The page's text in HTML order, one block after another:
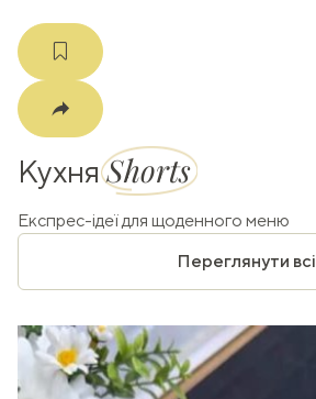
КухняShorts
Експрес-ідеї для щоденного меню
Переглянути всі